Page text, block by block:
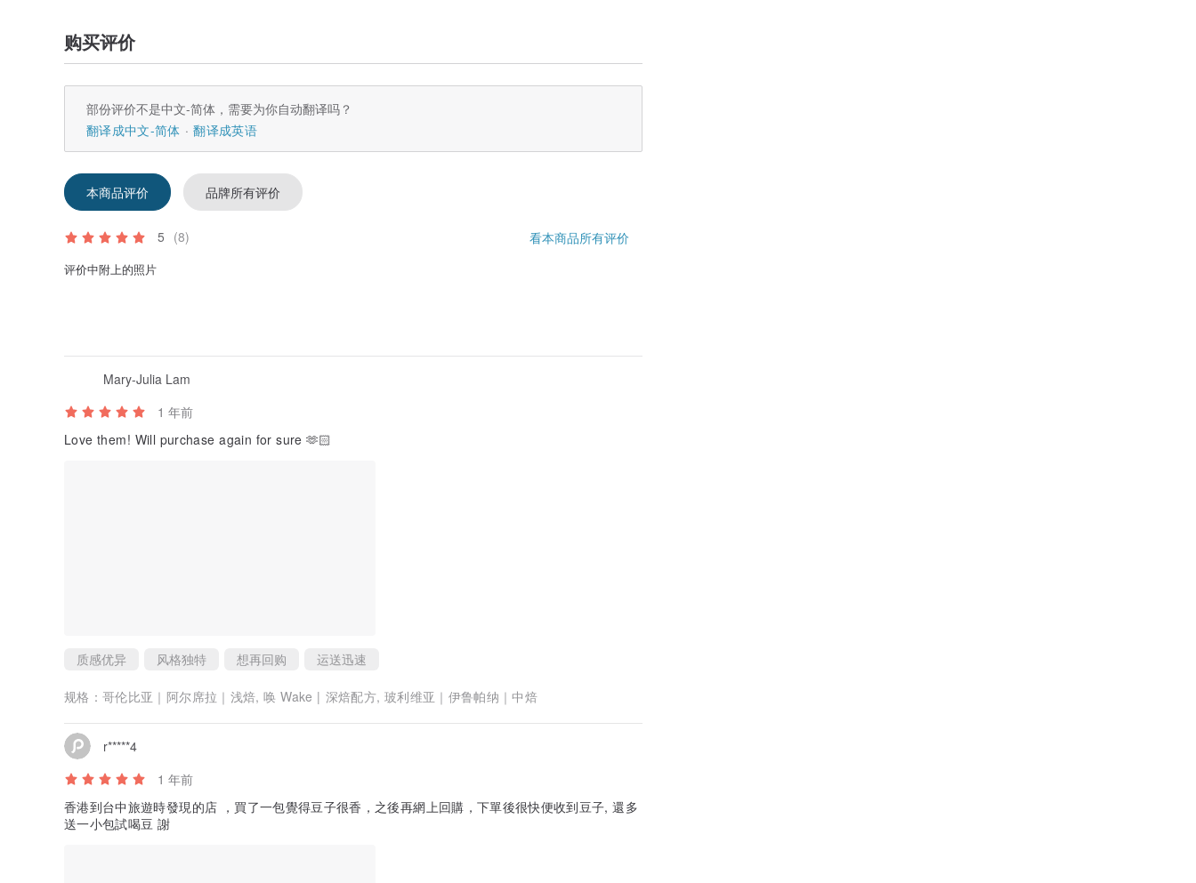
购买评价
部份评价不是中文-简体，需要为你自动翻译吗？
翻译成中文-简体
翻译成英语
本商品评价 品牌所有评价
5 (8) 看本商品所有评价
评价中附上的照片
Mary-Julia Lam
1 年前
Love them! Will purchase again for sure 🫶🏻
质感优异 风格独特 想再回购 运送迅速
规格：哥伦比亚｜阿尔席拉｜浅焙, 唤 Wake | 深焙配方, 玻利维亚｜伊鲁帕纳｜中焙
r*****4
1 年前
香港到台中旅遊時發現的店 ，買了一包覺得豆子很香，之後再網上回購，下單後很快便收到豆子, 還多
送一小包試喝豆 謝